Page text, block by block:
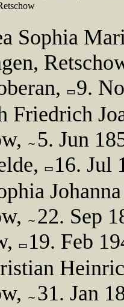
Sophia
9.
Friedrich
5. Jun
16. Jul
22. Sep
19. Feb
31. Jan